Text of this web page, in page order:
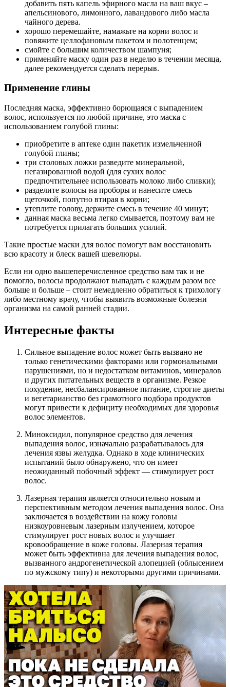
добавить пять капель эфирного масла на ваш вкус –
апельсинового, лимонного, лавандового либо масла
чайного дерева.
хорошо перемешайте, намажьте на корни волос и
повяжите целлофановым пакетом и полотенцем;
смойте с большим количеством шампуня;
применяйте маску один раз в неделю в течении месяца,
далее рекомендуется сделать перерыв.
Применение глины
Последняя маска, эффективно борющаяся с выпадением
волос, используется по любой причине, это маска с
использованием голубой глины:
приобретите в аптеке один пакетик измельченной
голубой глины;
три столовых ложки разведите минеральной,
негазированной водой (для сухих волос
предпочтительнее использовать молоко либо сливки);
разделите волосы на проборы и нанесите смесь
щеточкой, попутно втирая в корни;
утеплите голову, держите смесь в течение 40 минут;
данная маска весьма легко смывается, поэтому вам не
потребуется прилагать больших усилий.
Такие простые маски для волос помогут вам восстановить
всю красоту и блеск вашей шевелюры.
Если ни одно вышеперечисленное средство вам так и не
помогло, волосы продолжают выпадать с каждым разом все
больше и больше – стоит немедленно обратиться к трихологу
либо местному врачу, чтобы выявить возможные болезни
организма на самой ранней стадии.
Интересные факты
Сильное выпадение волос может быть вызвано не
только генетическими факторами или гормональными
нарушениями, но и недостатком витаминов, минералов
и других питательных веществ в организме. Резкое
похудение, несбалансированное питание, строгие диеты
и вегетарианство без грамотного подбора продуктов
могут привести к дефициту необходимых для здоровья
волос элементов.
Миноксидил, популярное средство для лечения
выпадения волос, изначально разрабатывалось для
лечения язвы желудка. Однако в ходе клинических
испытаний было обнаружено, что он имеет
неожиданный побочный эффект — стимулирует рост
волос.
Лазерная терапия является относительно новым и
перспективным методом лечения выпадения волос. Она
заключается в воздействии на кожу головы
низкоуровневым лазерным излучением, которое
стимулирует рост новых волос и улучшает
кровообращение в коже головы. Лазерная терапия
может быть эффективна для лечения выпадения волос,
вызванного андрогенетической алопецией (облысением
по мужскому типу) и некоторыми другими причинами.